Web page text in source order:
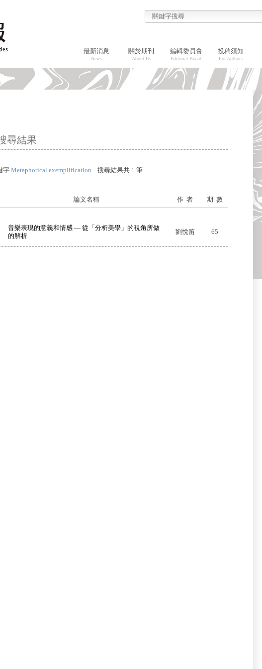
最新消息
News
關於期刊
About Us
編輯委員會
Editorial Board
投稿須知
For Authors
尋結果
字 Metaphorical exemplification 搜尋結果共 1 筆
論文名稱 作 者 期 數
音樂表現的意義和情感 — 從「分析美學」的視角所做
的解析
劉悅笛 65